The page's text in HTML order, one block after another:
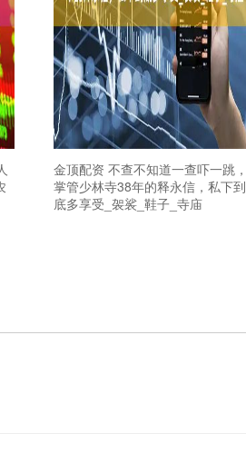
金顶配资 不查不知道一查吓一跳，
掌管少林寺38年的释永信，私下到
底多享受_袈裟_鞋子_寺庙